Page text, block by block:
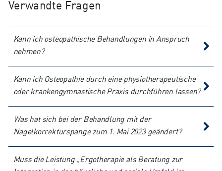
Verwandte Fragen
Kann ich osteopathische Behandlungen in Anspruch
nehmen?
Kann ich Osteopathie durch eine physiotherapeutische
oder krankengymnastische Praxis durchführen lassen?
Was hat sich bei der Behandlung mit der
Nagelkorrekturspange zum 1. Mai 2023 geändert?
Muss die Leistung „Ergotherapie als Beratung zur